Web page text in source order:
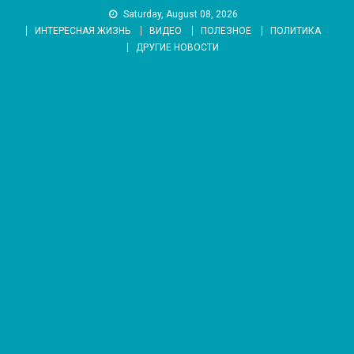
Saturday, August 08, 2026
ИНТЕРЕСНАЯ ЖИЗНЬ
ВИДЕО ПОЛЕЗНОЕ
ПОЛИТИКА
ДРУГИЕ НОВОСТИ